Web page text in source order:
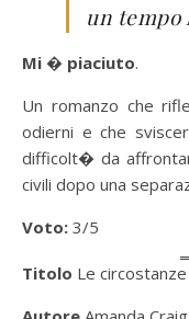
un tempo
Mi � piaciuto.
Un romanzo che
odierni e che
difficolt� da
civili dopo una
Voto: 3/5
Titolo Le circostanze